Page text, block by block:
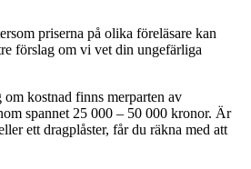
priserna på olika föreläsare kan
förslag om vi vet din ungefärliga
kostnad finns merparten av
spannet 25 000 – 50 000 kronor. Är
ett dragplåster, får du räkna med att